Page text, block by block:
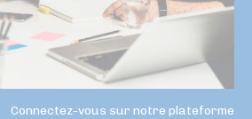
Connectez-vous sur notre plateforme